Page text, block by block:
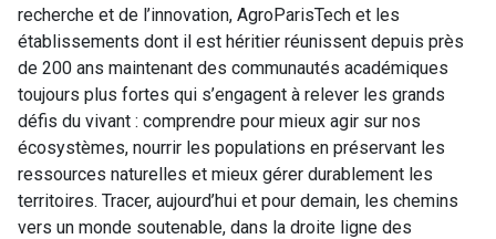
recherche et de l’innovation, AgroParisTech et les
établissements dont il est héritier réunissent depuis près
de 200 ans maintenant des communautés académiques
toujours plus fortes qui s’engagent à relever les grands
défis du vivant : comprendre pour mieux agir sur nos
écosystèmes, nourrir les populations en préservant les
ressources naturelles et mieux gérer durablement les
territoires. Tracer, aujourd’hui et pour demain, les chemins
vers un monde soutenable, dans la droite ligne des